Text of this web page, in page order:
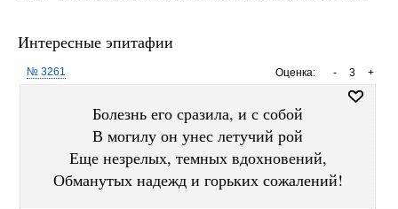
Интересные эпитафии
Оценка: +
3
-
№ 3261
Болезнь его сразила, и с собой
В могилу он унес летучий рой
Еще незрелых, темных вдохновений,
Обманутых надежд и горьких сожалений!